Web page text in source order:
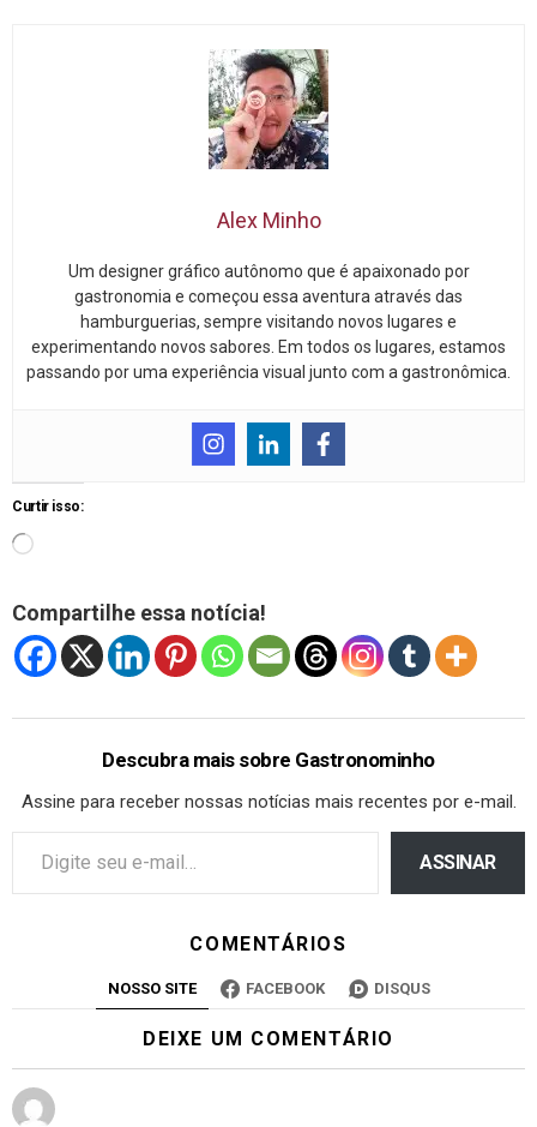
Alex Minho
Um designer gráfico autônomo que é apaixonado por
gastronomia e começou essa aventura através das
hamburguerias, sempre visitando novos lugares e
experimentando novos sabores. Em todos os lugares, estamos
passando por uma experiência visual junto com a gastronômica.
Curtir isso:
Compartilhe essa notícia!
Descubra mais sobre Gastronominho
Assine para receber nossas notícias mais recentes por e-mail.
ASSINAR
COMENTÁRIOS
NOSSO SITE FACEBOOK DISQUS
DEIXE UM COMENTÁRIO